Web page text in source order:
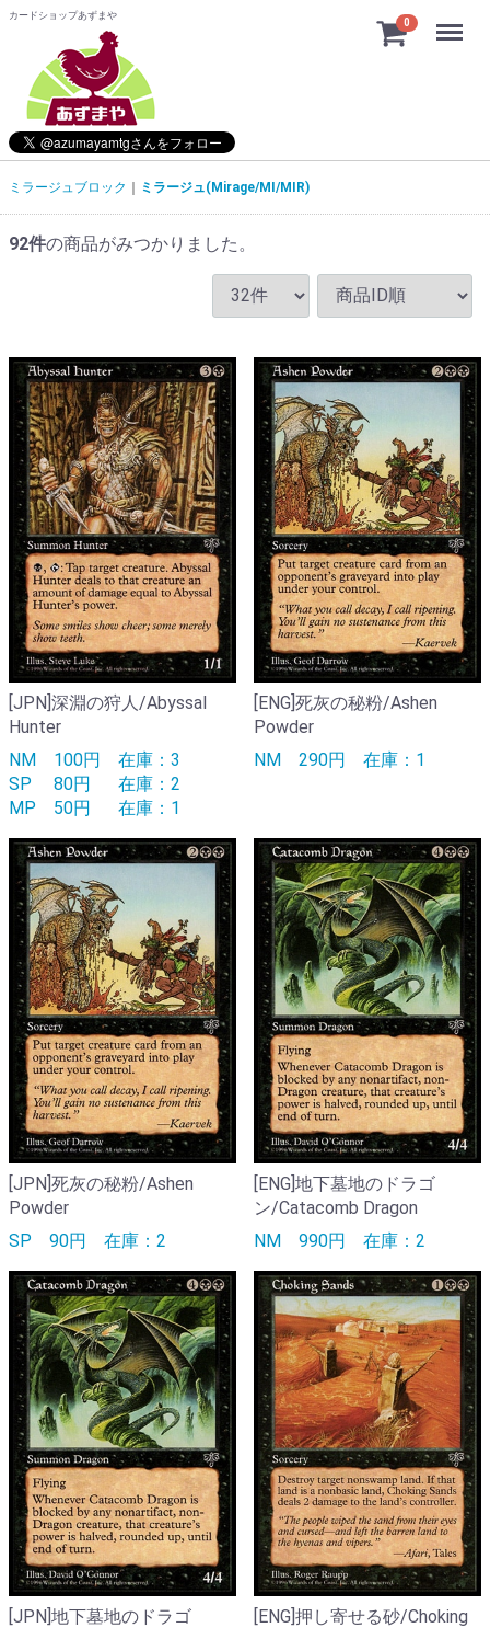
カードショップあずまや
0 Menu
ミラージュブロック ミラージュ(Mirage/MI/MIR)
92件の商品がみつかりました。
[JPN]深淵の狩人/Abyssal
Hunter
NM 100円 在庫：3
SP
80円
在庫：2
MP 50円 在庫：1
[ENG]死灰の秘粉/Ashen
Powder
NM 290円 在庫：1
[JPN]死灰の秘粉/Ashen
Powder
SP 90円 在庫：2
[ENG]地下墓地のドラゴ
ン/Catacomb Dragon
NM 990円 在庫：2
[JPN]地下墓地のドラゴ
[ENG]押し寄せる砂/Choking